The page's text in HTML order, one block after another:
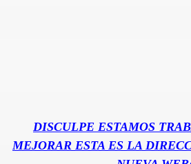
DISCULPE ESTAMOS
MEJORAR ESTA ES LA